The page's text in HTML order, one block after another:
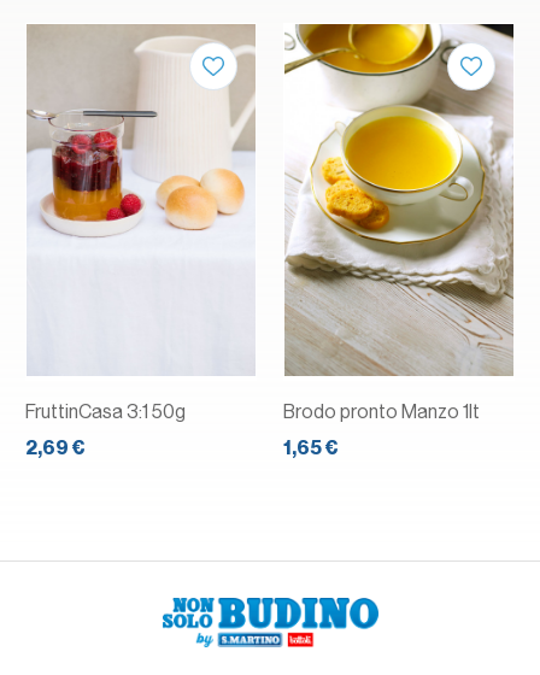
FruttinCasa 3:1 50g
2,69 €
Brodo pronto Manzo 1lt
1,65 €